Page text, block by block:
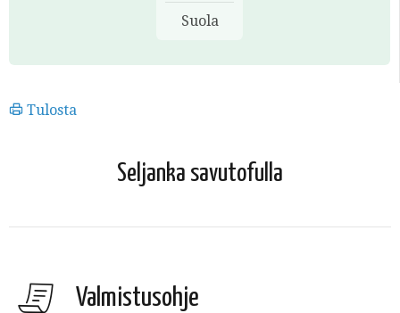
Suola
Tulosta
Seljanka savutofulla
Valmistusohje